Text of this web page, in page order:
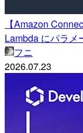
【Amazon
Lambda にパラメ
フニ
2026.07.23